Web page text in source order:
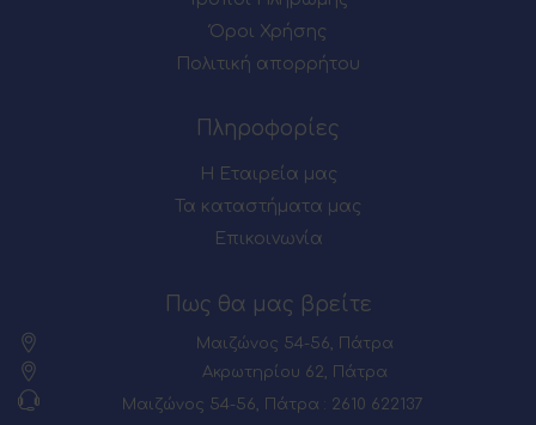
Όροι Χρήσης
Πολιτική απορρήτου
Πληροφορίες
Η Εταιρεία μας
Τα καταστήματα μας
Επικοινωνία
Πως θα μας βρείτε
Μαιζώνος 54-56, Πάτρα
Ακρωτηρίου 62, Πάτρα
Μαιζώνος 54-56, Πάτρα : 2610 622137